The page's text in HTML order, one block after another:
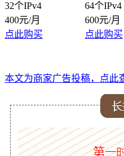
32个IPv4
64个IPv4
400元/月
600元/月
点此购买
点此购买
本文为商家广告投稿，点此